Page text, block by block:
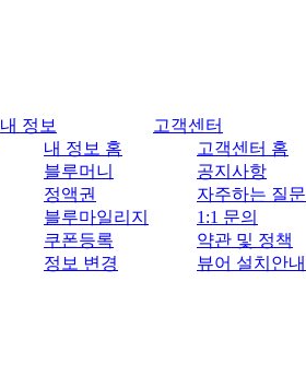
내 정보
내 정보 홈
블루머니
정액권
블루마일리지
쿠폰등록
정보 변경
고객센터
고객센터 홈
공지사항
자주하는 질문
1:1 문의
약관 및 정책
뷰어 설치안내